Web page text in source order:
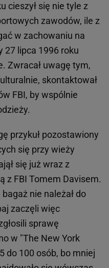
cieszył się nie tyle z
zawodów, ile z
w zachowaniu na
27 lipca 1996 roku
Zwracał uwagę tym,
skontaktował
FBI, by wspólnie
przykuł pozostawiony
się przy wieży
się już wraz z
z FBI Tomem Davisem.
nie należał do
zaczęli więc
sprawę
w "The New York
do 100 osób, bo mniej